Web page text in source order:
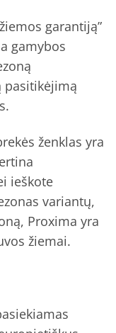
garantiją”
gamybos
pasitikėjimą
ženklas yra
ieškote
variantų,
Proxima yra
žiemai.